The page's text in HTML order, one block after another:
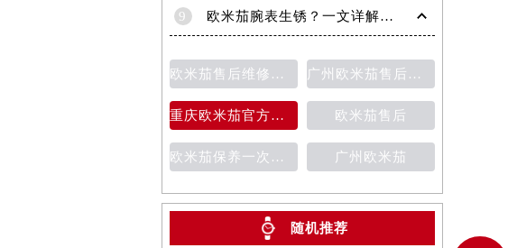
9 欧米茄腕表生锈？一文详解解决策略与预防技巧！
欧米茄售后维修保养费用价目表 广州欧米茄售后维修服务中心
重庆欧米茄官方售后维修服务中心 欧米茄售后
欧米茄保养一次多少钱 广州欧米茄
随机推荐